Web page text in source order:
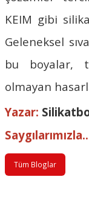
KEIM gibi
Geleneksel
bu boyalar,
olmayan
Yazar:
Tüm Bloglar